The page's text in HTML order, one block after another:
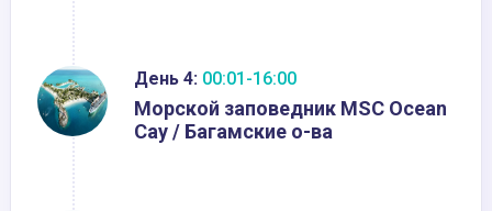
День 4: 00:01-16:00
Морской заповедник MSC Ocean
Cay / Багамские о-ва